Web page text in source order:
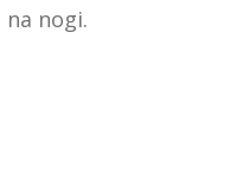
nogi.